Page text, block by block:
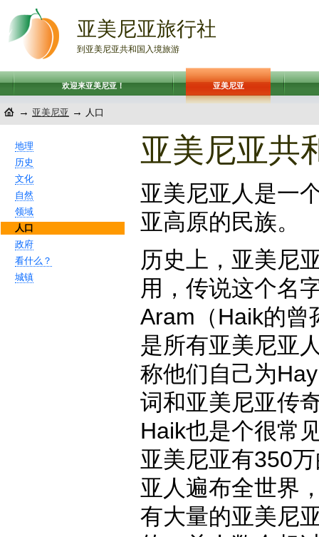
亚美尼亚旅行社
到亚美尼亚共和国入境旅游
欢迎来亚美尼亚！ 亚美尼亚
→ 亚美尼亚 → 人口
地理
历史
文化
自然
领域
人口
政府
看什么？
城镇
亚美尼亚共
亚美尼亚人是一
亚高原的民族。
历史上，亚美尼
用，传说这个名
Aram（Haik的曾
是所有亚美尼亚
称他们自己为
词和亚美尼亚传
Haik也是个很常
亚美尼亚有350
亚人遍布全世界
有大量的亚美尼